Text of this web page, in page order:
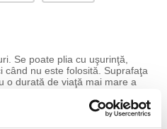
Se poate plia cu uşurinţă,
când nu este folosită. Suprafaţa
o durată de viaţă mai mare a